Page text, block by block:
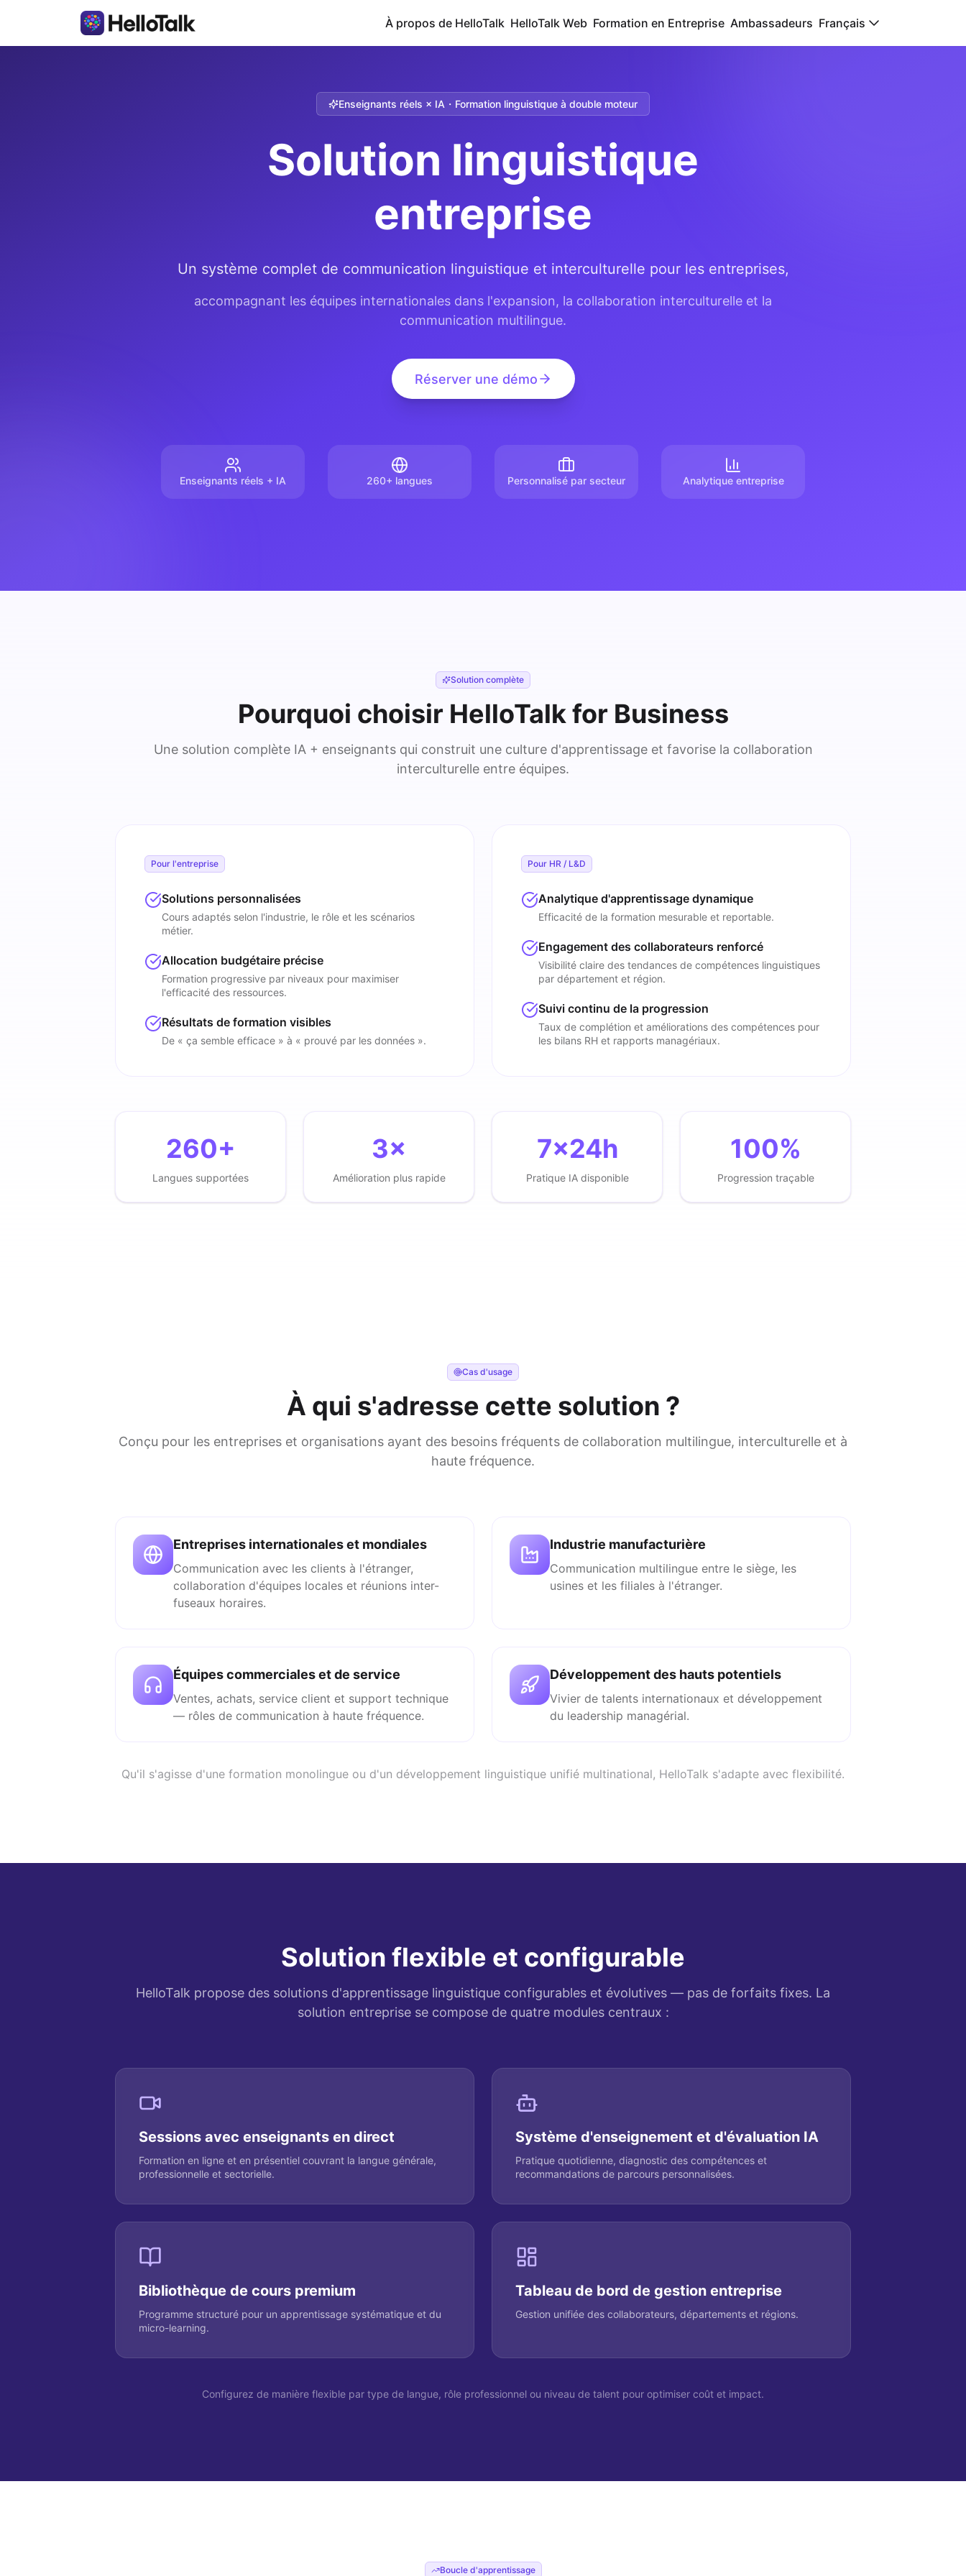
À propos de HelloTalk HelloTalk Web Formation en Entreprise Ambassadeurs Français
Enseignants réels × IA・Formation linguistique à double moteur
Solution linguistique
entreprise
Un système complet de communication linguistique et interculturelle pour les entreprises,
accompagnant les équipes internationales dans l'expansion, la collaboration interculturelle et la
communication multilingue.
Réserver une démo
Enseignants réels + IA 260+ langues Personnalisé par secteur Analytique entreprise
Solution complète
Pourquoi choisir HelloTalk for Business
Une solution complète IA + enseignants qui construit une culture d'apprentissage et favorise la collaboration
interculturelle entre équipes.
Pour l'entreprise
Solutions personnalisées
Cours adaptés selon l'industrie, le rôle et les scénarios
métier.
Allocation budgétaire précise
Formation progressive par niveaux pour maximiser
l'efficacité des ressources.
Résultats de formation visibles
De « ça semble efficace » à « prouvé par les données ».
Pour HR / L&D
Analytique d'apprentissage dynamique
Efficacité de la formation mesurable et reportable.
Engagement des collaborateurs renforcé
Visibilité claire des tendances de compétences linguistiques
par département et région.
Suivi continu de la progression
Taux de complétion et améliorations des compétences pour
les bilans RH et rapports managériaux.
260+
Langues supportées
3×
Amélioration plus rapide
7×24h
Pratique IA disponible
100%
Progression traçable
Cas d'usage
À qui s'adresse cette solution ?
Conçu pour les entreprises et organisations ayant des besoins fréquents de collaboration multilingue, interculturelle et à
haute fréquence.
Entreprises internationales et mondiales
Communication avec les clients à l'étranger,
collaboration d'équipes locales et réunions inter-
fuseaux horaires.
Industrie manufacturière
Communication multilingue entre le siège, les
usines et les filiales à l'étranger.
Équipes commerciales et de service
Ventes, achats, service client et support technique
— rôles de communication à haute fréquence.
Développement des hauts potentiels
Vivier de talents internationaux et développement
du leadership managérial.
Qu'il s'agisse d'une formation monolingue ou d'un développement linguistique unifié multinational, HelloTalk s'adapte avec flexibilité.
Solution flexible et configurable
HelloTalk propose des solutions d'apprentissage linguistique configurables et évolutives — pas de forfaits fixes. La
solution entreprise se compose de quatre modules centraux :
Sessions avec enseignants en direct
Formation en ligne et en présentiel couvrant la langue générale,
professionnelle et sectorielle.
Système d'enseignement et d'évaluation IA
Pratique quotidienne, diagnostic des compétences et
recommandations de parcours personnalisées.
Bibliothèque de cours premium
Programme structuré pour un apprentissage systématique et du
micro-learning.
Tableau de bord de gestion entreprise
Gestion unifiée des collaborateurs, départements et régions.
Configurez de manière flexible par type de langue, rôle professionnel ou niveau de talent pour optimiser coût et impact.
Boucle d'apprentissage